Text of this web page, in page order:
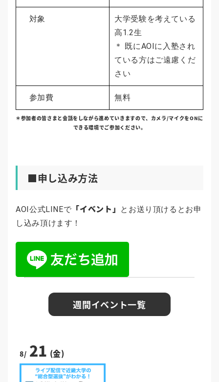
対象
大学受験を考えている
高1.2生
＊ 既にAOIに入塾され
ている方はご遠慮くだ
さい
参加費 無料
＊参加者の皆さまと会話をしながら進めていきますので、カメラ/マイクをONに
できる環境でご参加ください。
■申し込み方法
AOI公式LINEで 「イベント」
とお送り頂けるとお申
し込み頂けます！
週間イベント一覧
8/ 21 (金)